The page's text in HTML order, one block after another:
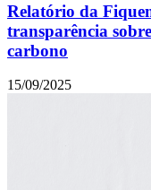
Relatório da
transparência
carbono
15/09/2025